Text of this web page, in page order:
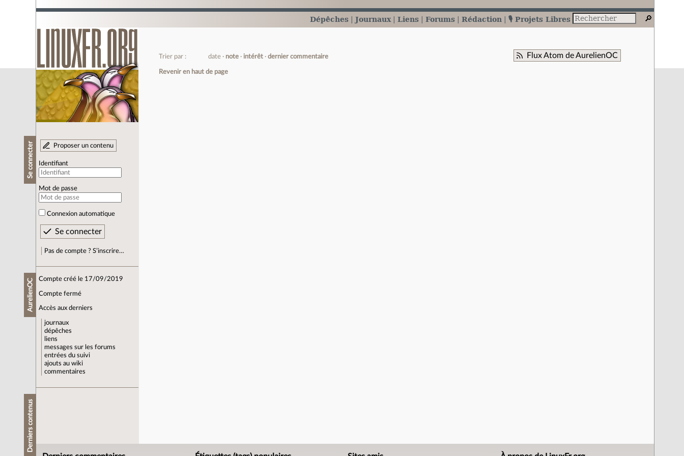
Dépêches Journaux Liens Forums Rédaction 🎙️ Projets Libres
Se connecter Proposer un contenu
Identifiant
Mot de passe
Connexion automatique
Pas de compte ? S’inscrire…
AurelienOC Compte créé le 17/09/2019
Compte fermé
Accès aux derniers
journaux
dépêches
liens
messages sur les forums
entrées du suivi
ajouts au wiki
commentaires
Derniers contenus
Flux Atom de AurelienOC
Trier par : date note intérêt dernier commentaire
Revenir en haut de page